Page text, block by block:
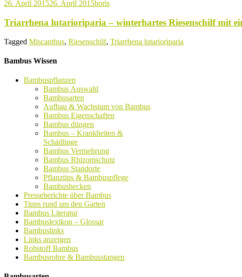
26. April 201526. April 2015boris
Triarrhena lutarioriparia – winterhartes Riesenschilf mit
Tagged Miscanthus, Riesenschilf, Triarrhena lutarioriparia
Bambus Wissen
Bambuspflanzen
Bambus Auswahl
Bambusarten
Aufbau & Wachstum von Bambus
Bambus Eigenschaften
Bambus düngen
Bambus – Krankheiten &
Schädlinge
Bambus Vermehrung
Bambus Rhizomschutz
Bambus Standorte
Pflanztips & Bambuspflege
Bambushecken
Presseberichte über Bambus
Tipps rund um den Garten
Bambus Literatur
Bambuslexikon – Glossar
Bambuslinks
Links anzeigen
Rohstoff Bambus
Bambusrohre & Bambusstangen